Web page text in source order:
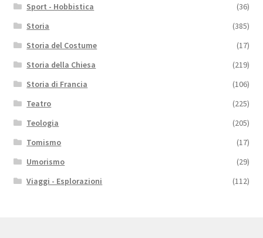
Sport - Hobbistica
(36)
Storia
(385)
Storia del Costume
(17)
Storia della Chiesa
(219)
Storia di Francia
(106)
Teatro
(225)
Teologia
(205)
Tomismo
(17)
Umorismo
(29)
Viaggi - Esplorazioni
(112)